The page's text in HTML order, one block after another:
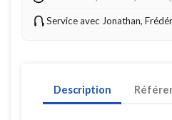
Service avec Jonathan,
Description